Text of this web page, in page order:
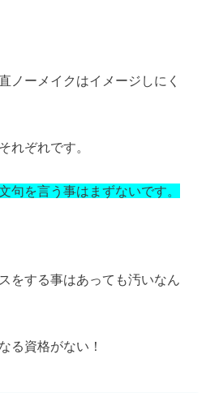
ノーメイクはイメージしにく
れぞれです。
句を言う事はまずないです。
をする事はあっても汚いなん
る資格がない！